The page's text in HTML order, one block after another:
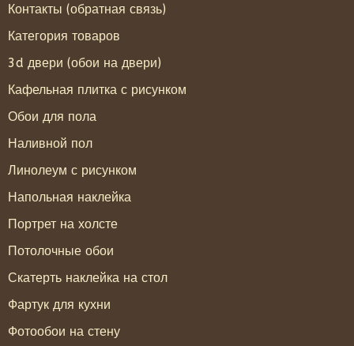
Контакты (обратная связь)
Категория товаров
3d двери (обои на двери)
Кафельная плитка с рисунком
Обои для пола
Наливной пол
Линолеум с рисунком
Напольная наклейка
Портрет на холсте
Потолочные обои
Скатерть наклейка на стол
Фартук для кухни
Фотообои на стену